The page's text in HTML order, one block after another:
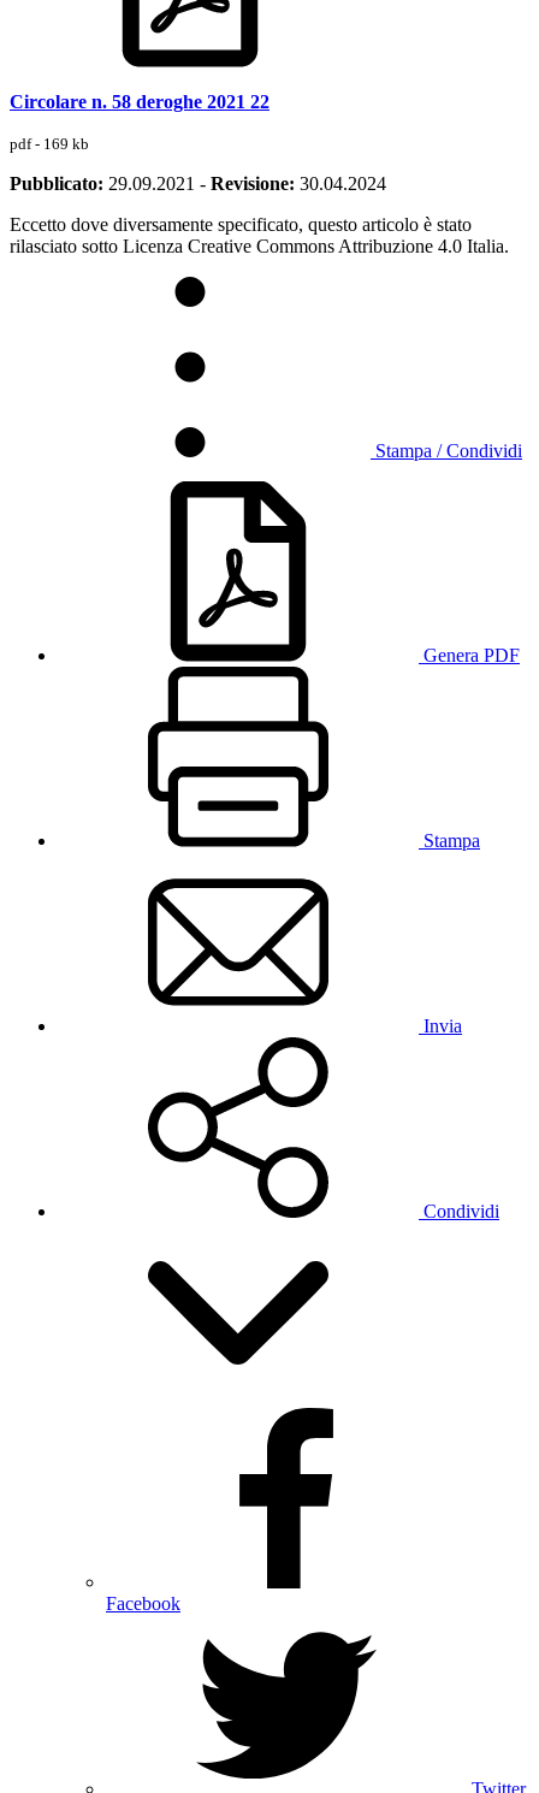
Circolare n. 58 deroghe 2021 22
pdf - 169 kb
Pubblicato: 29.09.2021 - Revisione: 30.04.2024
Eccetto dove diversamente specificato, questo articolo è stato
rilasciato sotto Licenza Creative Commons Attribuzione 4.0 Italia.
Stampa / Condividi
Genera PDF
Stampa
Invia
Condividi
Facebook
Twitter